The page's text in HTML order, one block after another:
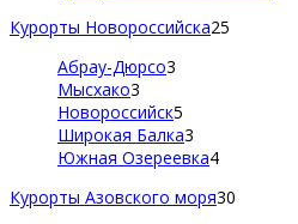
Курорты Новороссийска25
Абрау-Дюрсо3
Мысхако3
Новороссийск5
Широкая Балка3
Южная Озереевка4
Курорты Азовского моря30